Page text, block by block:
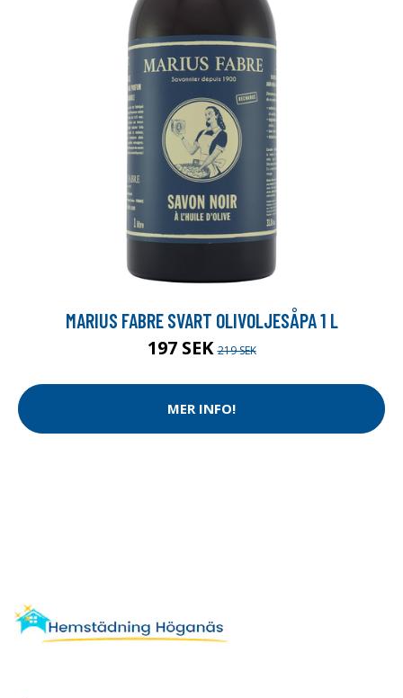
MARIUS FABRE SVART OLIVOLJESÅPA 1 L
197 SEK219 SEK
MER INFO!